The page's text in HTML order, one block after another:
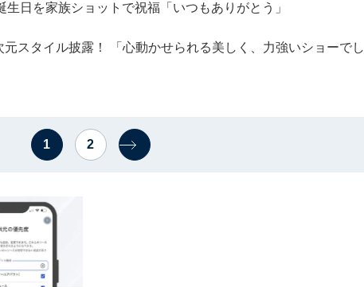
日を家族ショットで祝福「いつもありがとう」
スタイル披露！ 「心動かせられる美しく、力強いショーでし
1 2